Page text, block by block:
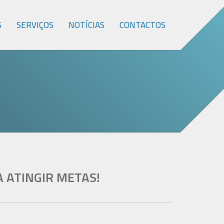
SERVIÇOS NOTÍCIAS CONTACTOS
ATINGIR METAS!